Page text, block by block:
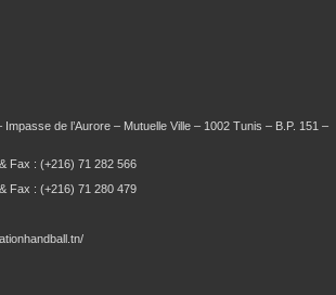
Impasse de l’Aurore – Mutuelle Ville – 1002 Tunis – B.P. 151 –
Fax : (+216) 71 282 566
Fax : (+216) 71 280 479